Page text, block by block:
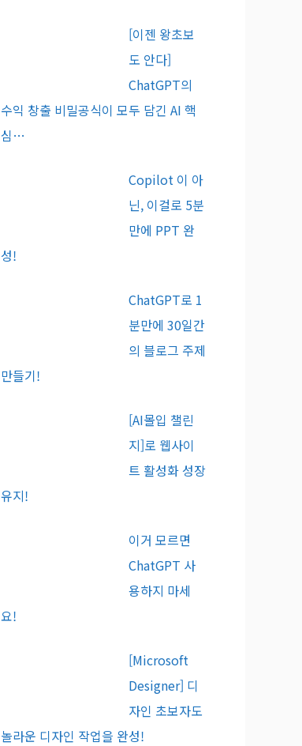
[이젠 왕초보
도 안다]
ChatGPT의
수익 창출 비밀공식이 모두 담긴 AI 핵
심…
Copilot 이 아
닌, 이걸로 5분
만에 PPT 완
성!
ChatGPT로 1
분만에 30일간
의 블로그 주제
만들기!
[AI몰입 챌린
지]로 웹사이
트 활성화 성장
유지!
이거 모르면
ChatGPT 사
용하지 마세
요!
[Microsoft
Designer] 디
자인 초보자도
놀라운 디자인 작업을 완성!